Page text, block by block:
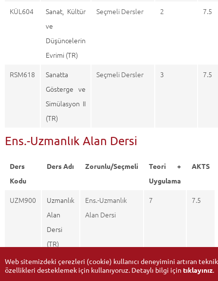
KÜL604
Sanat, Kültür
ve
Düşüncelerin
Evrimi (TR)
Seçmeli Dersler 2 7.5
RSM618
Sanatta
Gösterge ve
Simülasyon II
(TR)
Seçmeli Dersler 3 7.5
Ens.-Uzmanlık Alan Dersi
Ders
Kodu
Ders Adı Zorunlu/Seçmeli
Teori +
Uygulama
AKTS
UZM900
Uzmanlık
Alan
Dersi
(TR)
Ens.-Uzmanlık
Alan Dersi
7 7.5
Web sitemizdeki çerezleri (cookie) kullanıcı deneyimini artıran teknik
özellikleri desteklemek için kullanıyoruz. Detaylı bilgi için tıklayınız.